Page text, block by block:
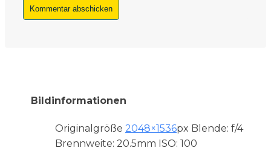
Bildinformationen
Originalgröße 2048×1536px Blende: f/4
Brennweite: 20.5mm ISO: 100